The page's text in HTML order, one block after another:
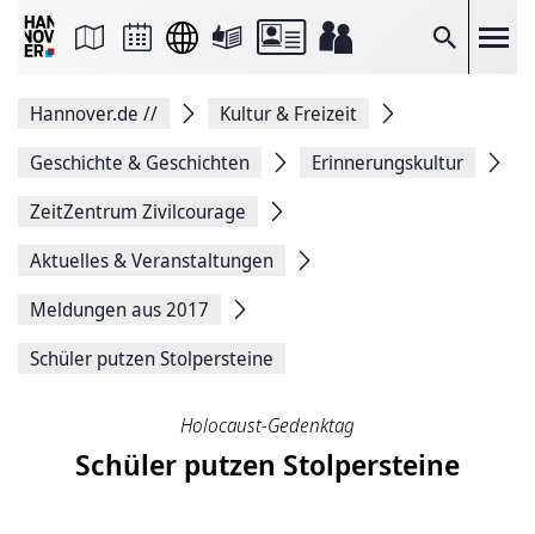
Suche
Seite
Facebook
teilen
Seitenlink
Seite
Hannover.de //
Kultur & Freizeit
Geschichte & Geschichten
Erinnerungskultur
ZeitZentrum Zivilcourage
Aktuelles & Veranstaltungen
Meldungen aus 2017
Schüler putzen Stolpersteine
Holocaust-Gedenktag
Schüler putzen Stolpersteine